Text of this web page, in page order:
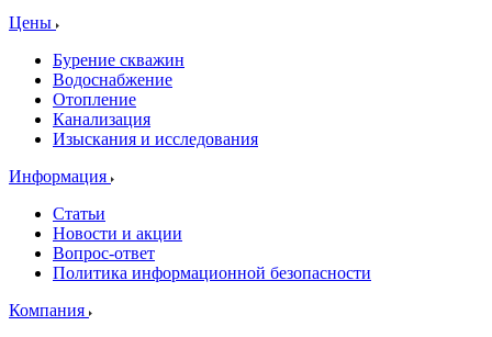
Цены
Бурение скважин
Водоснабжение
Отопление
Канализация
Изыскания и исследования
Информация
Статьи
Новости и акции
Вопрос-ответ
Политика информационной безопасности
Компания